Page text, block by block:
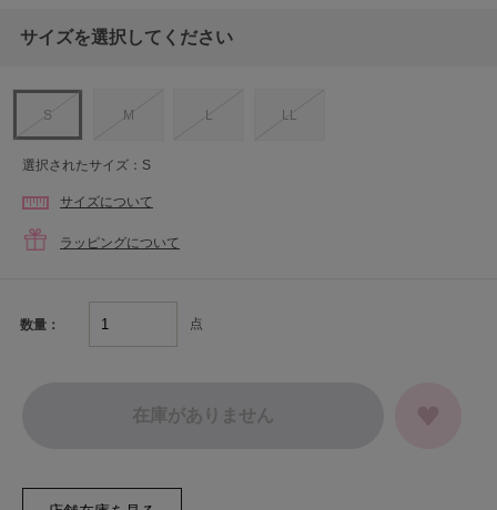
サイズを選択してください
S M L LL
選択されたサイズ：S
サイズについて
ラッピングについて
数量： 点
在庫がありません